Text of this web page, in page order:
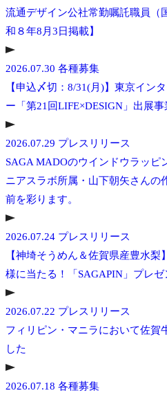
流通デザイン公社常勤嘱託職員（
和８年8月3日掲載】
2026.07.30 各種募集
【申込〆切：8/31(月)】東京イン
ー「第21回LIFE×DESIGN」出展事
2026.07.29 プレスリリース
SAGA MADOのウインドウラッピ
ニアスラボ所属・山下朝矢さんの
前を彩ります。
2026.07.24 プレスリリース
【神埼そうめん＆佐賀県産豊水
様に当たる！「SAGAPIN」プレ
2026.07.22 プレスリリース
フィリピン・マニラにおいて佐賀
した
2026.07.18 各種募集